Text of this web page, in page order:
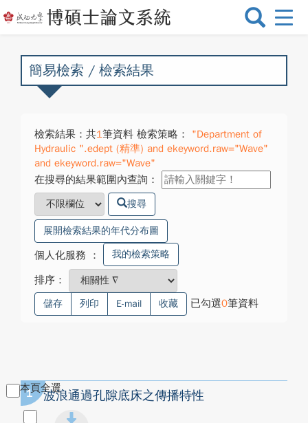
選
換
簡易檢索 / 檢索結果
檢索結果：共1筆資料 檢索策略：
"Department of
Hydraulic ".edept (精準) and ekeyword.raw="Wave"
and ekeyword.raw="Wave"
在搜尋的結果範圍內查詢：
搜尋
展開檢索結果的年代分布圖
個人化服務 ： 我的檢索策略
排序：
儲存 列印 E-mail 收藏 已勾選0筆資料
本頁全選
1 波浪通過孔隙底床之傳播特性